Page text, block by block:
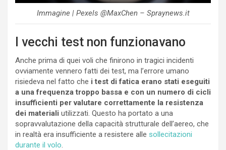
Immagine | Pexels @MaxChen – Spraynews.it
I vecchi test non funzionavano
Anche prima di quei voli che finirono in tragici incidenti
ovviamente vennero fatti dei test, ma l’errore umano
risiedeva nel fatto che i test di fatica erano stati eseguiti
a una frequenza troppo bassa e con un numero di cicli
insufficienti per valutare correttamente la resistenza
dei materiali utilizzati. Questo ha portato a una
sopravvalutazione della capacità strutturale dell’aereo, che
in realtà era insufficiente a resistere alle sollecitazioni
durante il volo.